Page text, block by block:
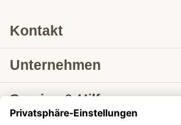
Kontakt
Unternehmen
Service & Hilfe